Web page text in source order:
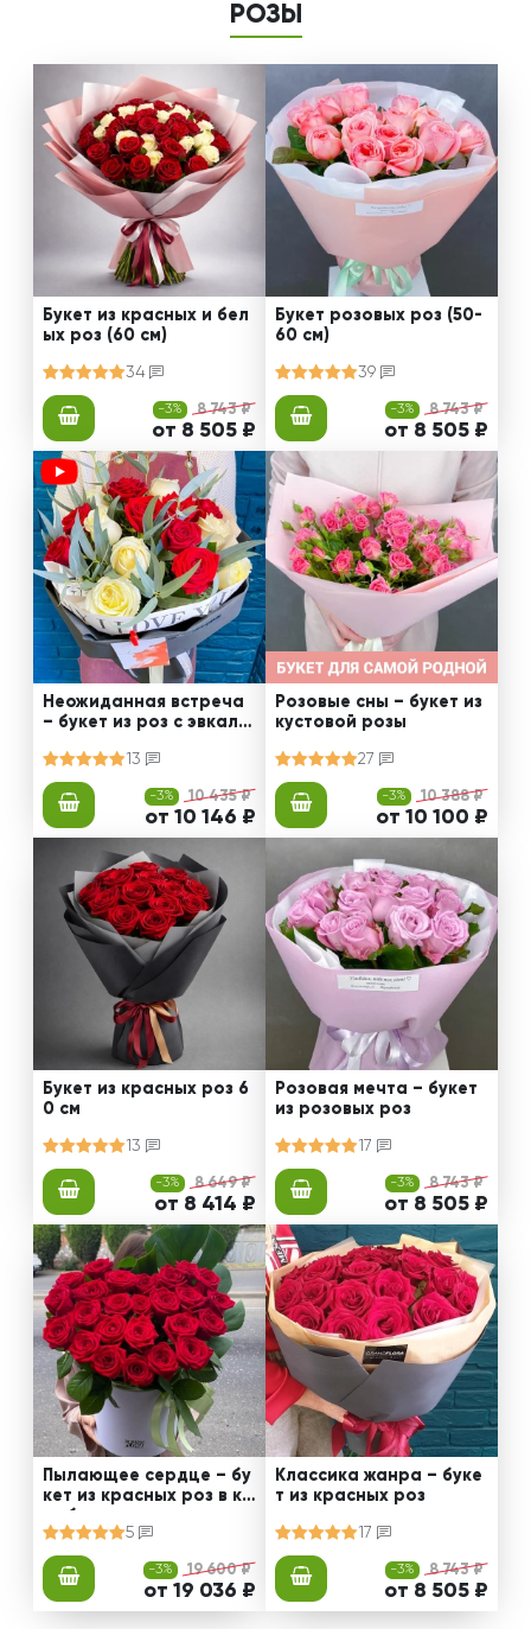
РОЗЫ
Букет из красных и бел
ых роз (60 см)
34
-3% 8 743 ₽
от 8 505 ₽
Букет розовых роз (50-
60 см)
39
-3% 8 743 ₽
от 8 505 ₽
Неожиданная встреча
– букет из роз с эвкали
13
-3% 10 435 ₽
от 10 146 ₽
Розовые сны – букет из
кустовой розы
27
-3% 10 388 ₽
от 10 100 ₽
Букет из красных роз 6
0 см
13
-3% 8 649 ₽
от 8 414 ₽
Розовая мечта – букет
из розовых роз
17
-3% 8 743 ₽
от 8 505 ₽
Пылающее сердце – бу
кет из красных роз в ко
робке
5
-3% 19 600 ₽
от 19 036 ₽
Классика жанра – буке
т из красных роз
17
-3% 8 743 ₽
от 8 505 ₽